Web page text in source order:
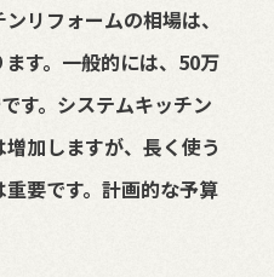
リフォームの相場は、
す。一般的には、50万
す。システムキッチン
加しますが、長く使う
要です。計画的な予算